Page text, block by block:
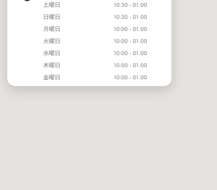
土曜日
10:30 - 01:00
日曜日
10:30 - 01:00
月曜日
10:00 - 01:00
火曜日
10:00 - 01:00
水曜日
10:00 - 01:00
木曜日
10:00 - 01:00
金曜日
10:00 - 01:00